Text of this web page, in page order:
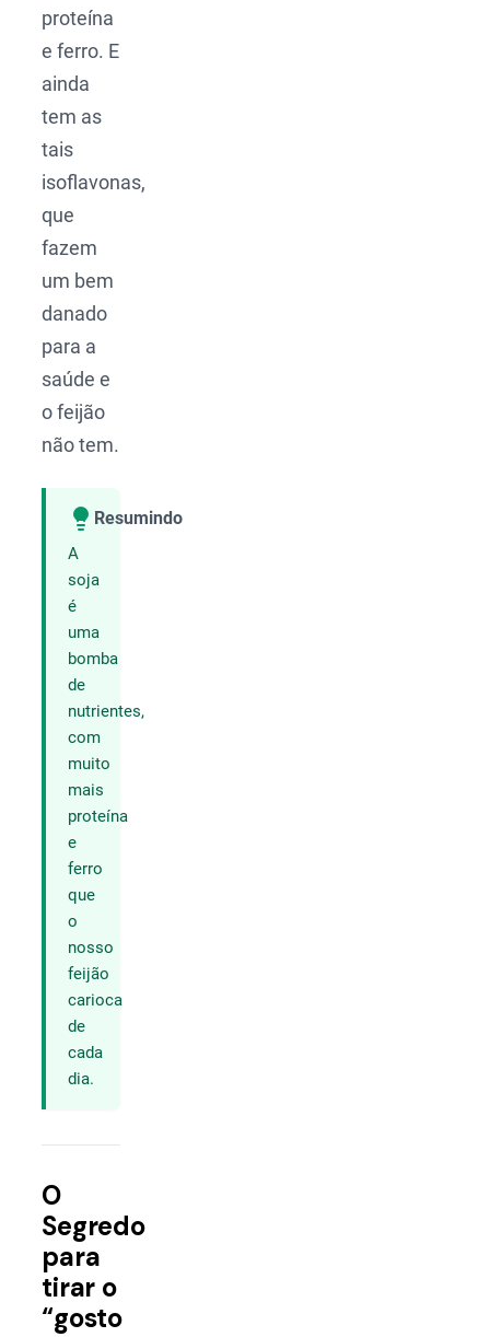
proteína
e ferro. E
ainda
tem as
tais
isoflavonas,
que
fazem
um bem
danado
para a
saúde e
o feijão
não tem.
Resumindo
A
soja
é
uma
bomba
de
nutrientes,
com
muito
mais
proteína
e
ferro
que
o
nosso
feijão
carioca
de
cada
dia.
O
Segredo
para
tirar o
“gosto